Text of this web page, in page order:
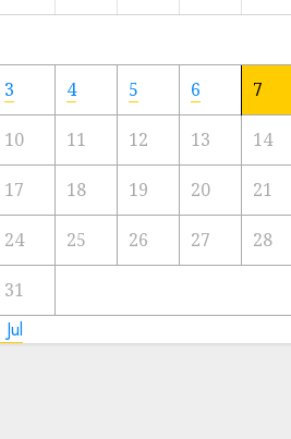
3 4 5 6 7
10 11 12 13 14
17 18 19 20 21
24 25 26 27 28
31